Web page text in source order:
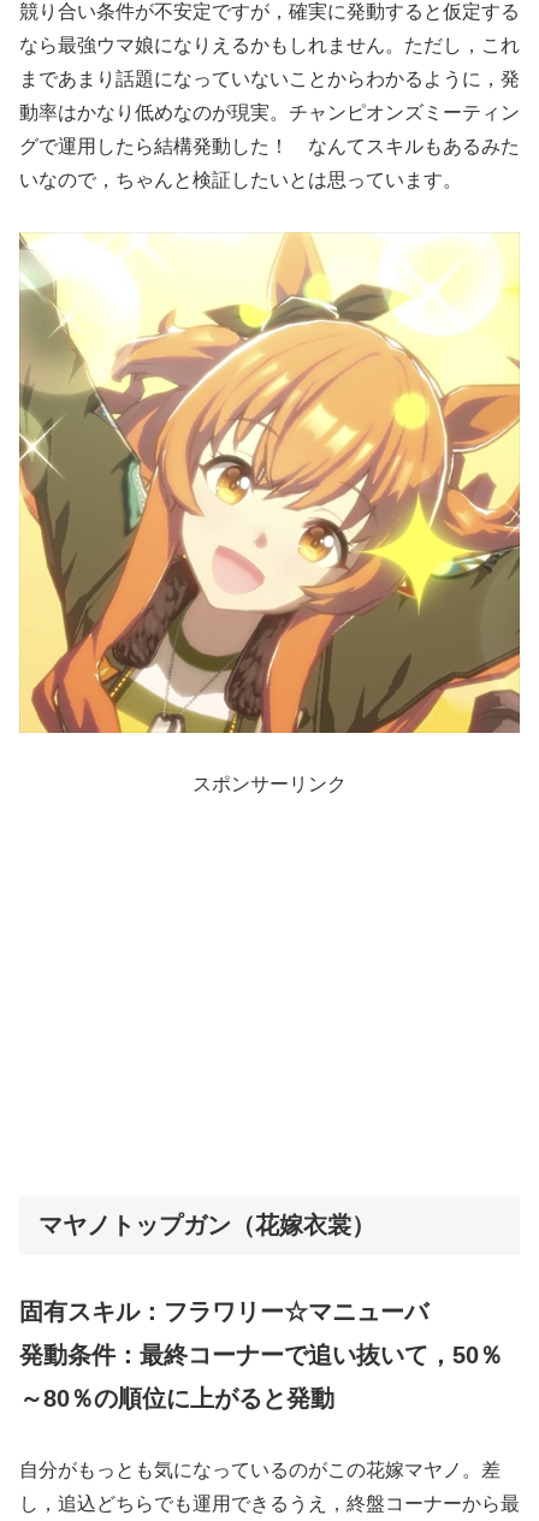
競り合い条件が不安定ですが，確実に発動すると仮定する
なら最強ウマ娘になりえるかもしれません。ただし，これ
まであまり話題になっていないことからわかるように，発
動率はかなり低めなのが現実。チャンピオンズミーティン
グで運用したら結構発動した！ なんてスキルもあるみた
いなので，ちゃんと検証したいとは思っています。
スポンサーリンク
マヤノトップガン（花嫁衣裳）
固有スキル：フラワリー☆マニューバ
発動条件：最終コーナーで追い抜いて，50％
～80％の順位に上がると発動
自分がもっとも気になっているのがこの花嫁マヤノ。差
し，追込どちらでも運用できるうえ，終盤コーナーから最